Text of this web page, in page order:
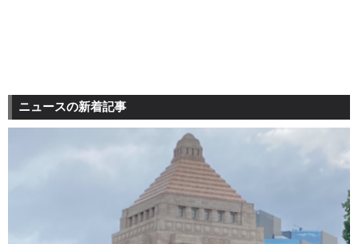
ニュースの新着記事